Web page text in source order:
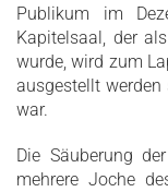
Publikum im
Kapitelsaal, der
wurde, wird zum
ausgestellt
war.
Die Säuberung
mehrere Joche